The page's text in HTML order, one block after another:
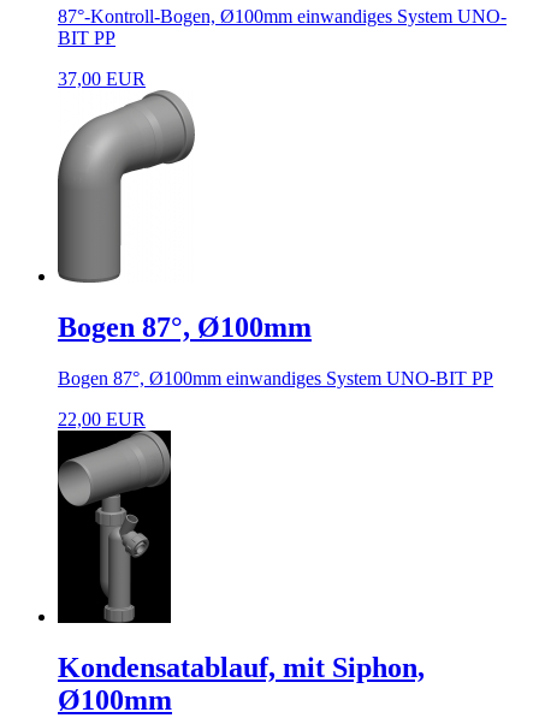
87°-Kontroll-Bogen, Ø100mm einwandiges System UNO-
BIT PP
37,00 EUR
Bogen 87°, Ø100mm
Bogen 87°, Ø100mm einwandiges System UNO-BIT PP
22,00 EUR
Kondensatablauf, mit Siphon,
Ø100mm